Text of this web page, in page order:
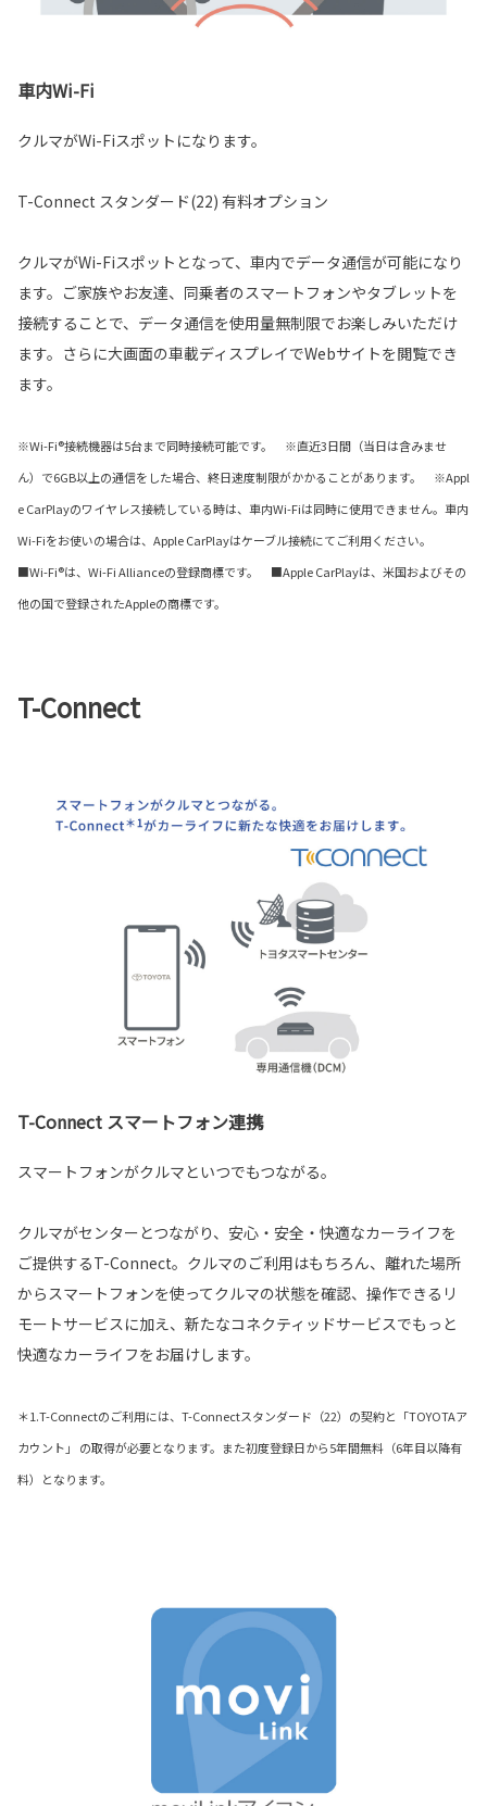
車内Wi-Fi
クルマがWi-Fiスポットになります。
T-Connect スタンダード(22) 有料オプション
クルマがWi-Fiスポットとなって、車内でデータ通信が可能になり
ます。ご家族やお友達、同乗者のスマートフォンやタブレットを
接続することで、データ通信を使用量無制限でお楽しみいただけ
ます。さらに大画面の車載ディスプレイでWebサイトを閲覧でき
ます。
※Wi-Fi®接続機器は5台まで同時接続可能です。 ※直近3日間（当日は含みませ
ん）で6GB以上の通信をした場合、終日速度制限がかかることがあります。 ※Appl
e CarPlayのワイヤレス接続している時は、車内Wi-Fiは同時に使用できません。車内
Wi-Fiをお使いの場合は、Apple CarPlayはケーブル接続にてご利用ください。
■Wi-Fi®は、Wi-Fi Allianceの登録商標です。 ■Apple CarPlayは、米国およびその
他の国で登録されたAppleの商標です。
T-Connect
T-Connect スマートフォン連携
スマートフォンがクルマといつでもつながる。
クルマがセンターとつながり、安心・安全・快適なカーライフを
ご提供するT-Connect。クルマのご利用はもちろん、離れた場所
からスマートフォンを使ってクルマの状態を確認、操作できるリ
モートサービスに加え、新たなコネクティッドサービスでもっと
快適なカーライフをお届けします。
＊1.T-Connectのご利用には、T-Connectスタンダード（22）の契約と「TOYOTAア
カウント」 の取得が必要となります。また初度登録日から5年間無料（6年目以降有
料）となります。